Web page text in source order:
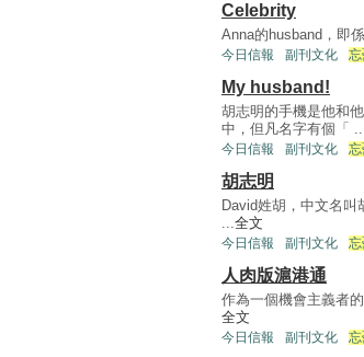
Celebrity
Anna的husband，即
今日信報 副刊文化 忘
My husband!
胡志明的手機是他和
中，但凡名字有個「
今日信報 副刊文化 忘
胡志明
David姓胡，中文名叫
...全文
今日信報 副刊文化 忘
人肉版滬港通
作為一個機會主義者
全文
今日信報 副刊文化 忘